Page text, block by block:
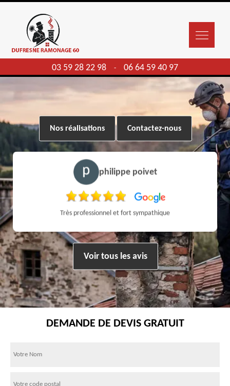
03 59 28 22 98 - 06 64 59 40 97
Nos réalisations Contactez-nous
philippe poivet
Très professionnel et fort sympathique
Voir tous les avis
DEMANDE DE DEVIS GRATUIT